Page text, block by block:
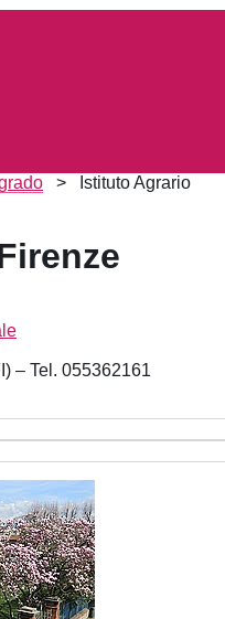
>
Istituto Agrario
– Tel. 055362161